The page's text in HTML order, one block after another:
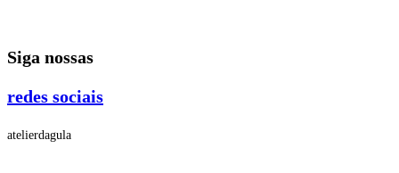
o
Siga nossas
redes sociais
atelierdagula